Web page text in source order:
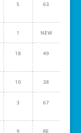
5 63
1 NEW
18 49
10 38
3 67
9 RE